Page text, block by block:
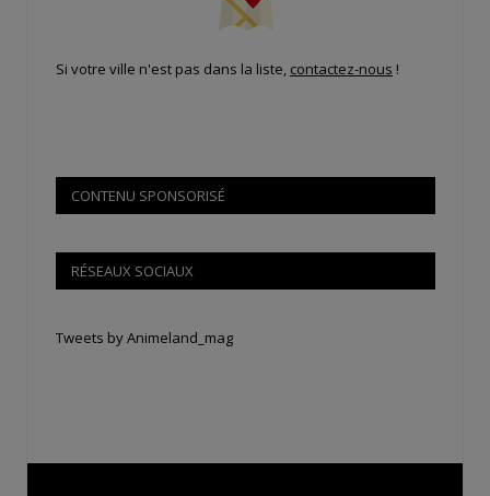
Si votre ville n'est pas dans la liste, contactez-nous !
CONTENU SPONSORISÉ
RÉSEAUX SOCIAUX
Tweets by Animeland_mag